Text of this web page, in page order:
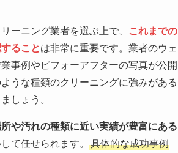
ーニング業者を選ぶ上で、
これまでの
ることは非常に重要です。業者のウェ
事例やビフォーアフターの写真が公開
うな種類のクリーニングに強みがある
しょう。
や汚れの種類に近い実績が豊富にある
て任せられます。
具体的な成功事例